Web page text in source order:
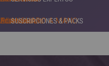
Antimanchas
PLANCHADO A MANO
Edredones
SUSCRIPCIONES & PACKS